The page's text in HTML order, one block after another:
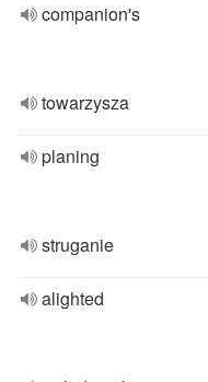
companion's
towarzysza
planing
struganie
alighted